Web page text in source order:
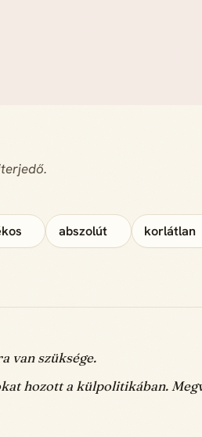
abszolút korlátlan
van szüksége.
hozott a külpolitikában.